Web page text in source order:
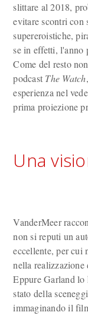
slittare al 2018,
evitare scontri con
supereroistiche,
se in effetti, l'anno
Come del resto
podcast The Watch
esperienza nel
prima proiezione
Una
VanderMeer
non si reputi un
eccellente, per cui
nella
Eppure Garland lo
stato della
immaginando il